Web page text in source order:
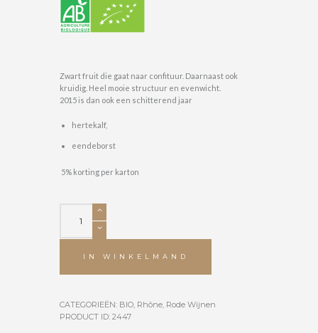
Zwart fruit die gaat naar confituur. Daarnaast ook
kruidig. Heel mooie structuur en evenwicht.
2015 is dan ook een schitterend jaar
hertekalf,
eendeborst
5% korting per karton
Châteauneuf-
IN WINKELMAND
CATEGORIEËN: BIO, Rhône, Rode Wijnen
PRODUCT ID: 2447